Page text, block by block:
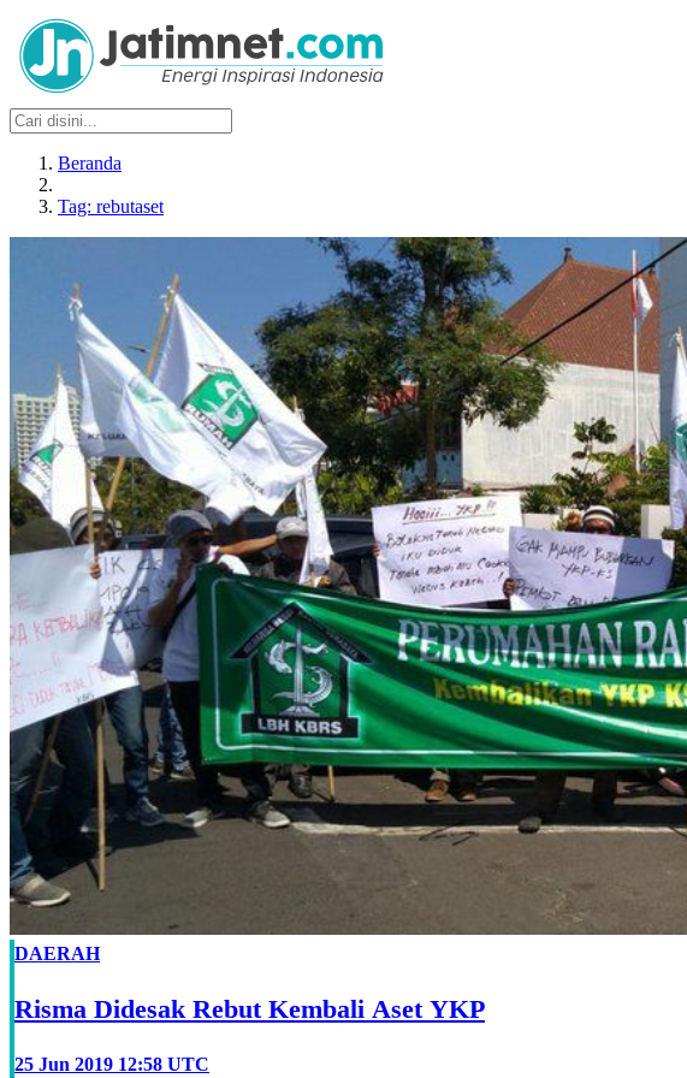
Beranda
Tag: rebutaset
DAERAH
Risma Didesak Rebut Kembali Aset YKP
25 Jun 2019 12:58 UTC